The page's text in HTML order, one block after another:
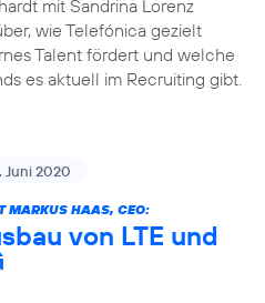
mit Sandrina Lorenz
wie Telefónica gezielt
Talent fördert und welche
es aktuell im Recruiting gibt.
Juni 2020
MARKUS HAAS, CEO:
von LTE und